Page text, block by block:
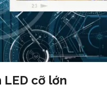
LED cỡ lớn